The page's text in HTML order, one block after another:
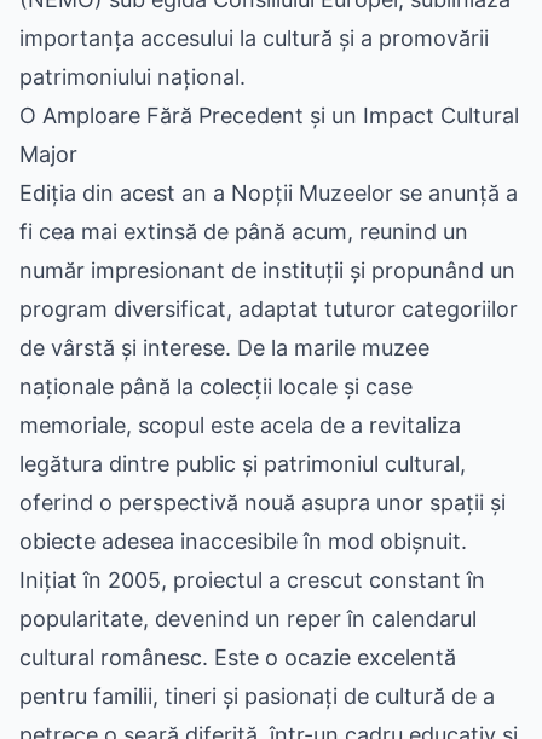
importanța accesului la cultură și a promovării
patrimoniului național.
O Amploare Fără Precedent și un Impact Cultural
Major
Ediția din acest an a Nopții Muzeelor se anunță a
fi cea mai extinsă de până acum, reunind un
număr impresionant de instituții și propunând un
program diversificat, adaptat tuturor categoriilor
de vârstă și interese. De la marile muzee
naționale până la colecții locale și case
memoriale, scopul este acela de a revitaliza
legătura dintre public și patrimoniul cultural,
oferind o perspectivă nouă asupra unor spații și
obiecte adesea inaccesibile în mod obișnuit.
Inițiat în 2005, proiectul a crescut constant în
popularitate, devenind un reper în calendarul
cultural românesc. Este o ocazie excelentă
pentru familii, tineri și pasionați de cultură de a